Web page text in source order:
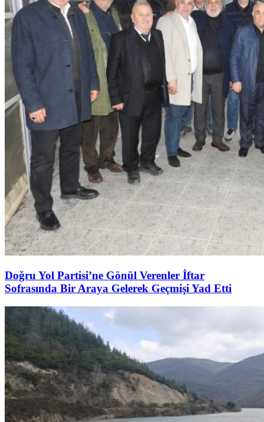
Doğru Yol Partisi’ne Gönül Verenler İftar
Sofrasında Bir Araya Gelerek Geçmişi Yad Etti